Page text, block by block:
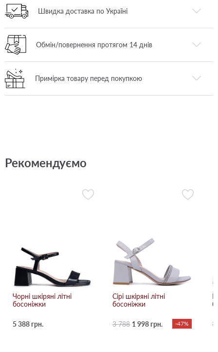
Швидка доставка по Україні
Обмін/повернення протягом 14 днів
Примірка товару перед покупкою
Рекомендуємо
Чорні шкіряні літні
босоніжки
5 388 грн.
Сірі шкіряні літні
босоніжки
3 788 1 998 грн. -47% 3